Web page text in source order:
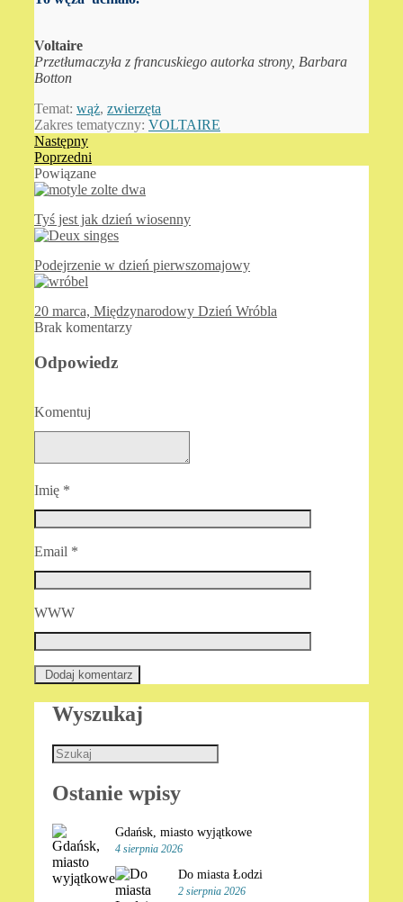
Voltaire
Przetłumaczyła z francuskiego autorka strony, Barbara
Botton
Temat: wąż, zwierzęta
Zakres tematyczny: VOLTAIRE
Następny
Poprzedni
Powiązane
Tyś jest jak dzień wiosenny
Podejrzenie w dzień pierwszomajowy
20 marca, Międzynarodowy Dzień Wróbla
Brak komentarzy
Odpowiedz
Komentuj
Imię *
Email *
WWW
Wyszukaj
Ostanie wpisy
Gdańsk, miasto wyjątkowe
4 sierpnia 2026
Do miasta Łodzi
2 sierpnia 2026